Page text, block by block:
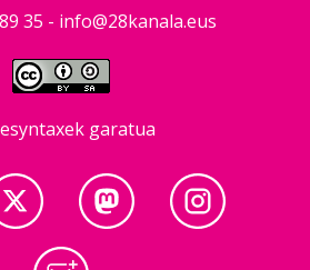
35 - info@28kanala.eus
garatua